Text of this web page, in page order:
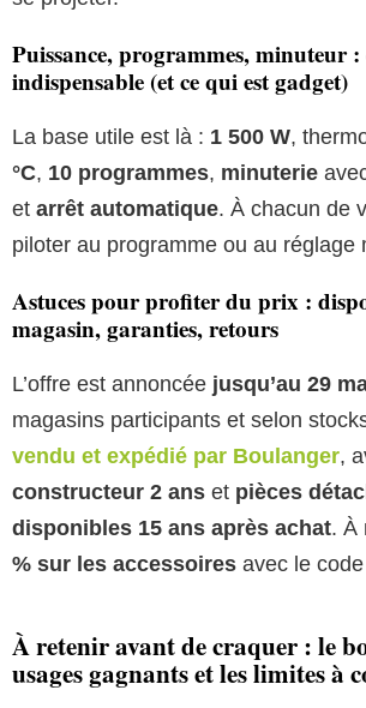
Puissance, programmes, minuteur :
indispensable (et ce qui est gadget)
La base utile est là : 1 500 W,
°C, 10 programmes, minuterie
et arrêt automatique. À chacun de
piloter au programme ou au réglage
Astuces pour profiter du prix :
magasin, garanties, retours
L’offre est annoncée jusqu’au 29
magasins participants et selon
vendu et expédié par Boulanger,
constructeur 2 ans et pièces
disponibles 15 ans après achat. À
% sur les accessoires avec le code
À retenir avant de craquer : le
usages gagnants et les limites à